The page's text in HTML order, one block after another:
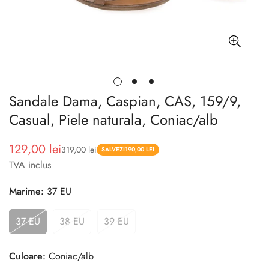
Sandale Dama, Caspian, CAS, 159/9,
Casual, Piele naturala, Coniac/alb
Pret
redus
129,00 lei
Pret 319,00 lei SALVEZI190,00 LEI
TVA inclus
Marime: 37 EU
37 EU 38 EU 39 EU
Culoare: Coniac/alb